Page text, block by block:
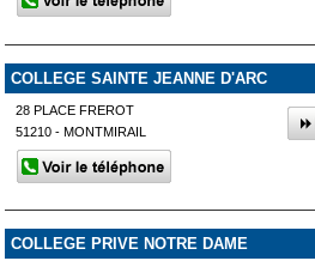
COLLEGE SAINTE JEANNE D'ARC
28 PLACE FREROT
51210 - MONTMIRAIL
COLLEGE PRIVE NOTRE DAME